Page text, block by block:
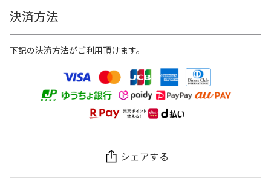
決済方法
下記の決済方法がご利用頂けます。
シェアする